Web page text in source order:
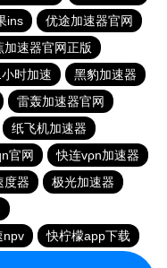
ins
优途加速器官网
加速器官网正版
时加速
黑豹加速器
雷轰加速器官网
纸飞机加速器
官网
快连vρn加速器
度器
极光加速器
npv
快柠檬app下载